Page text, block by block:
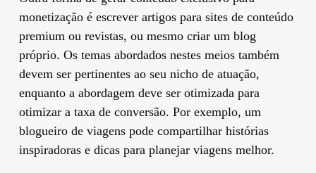
monetização é escrever artigos para sites de conteúdo
premium ou revistas, ou mesmo criar um blog
próprio. Os temas abordados nestes meios também
devem ser pertinentes ao seu nicho de atuação,
enquanto a abordagem deve ser otimizada para
otimizar a taxa de conversão. Por exemplo, um
blogueiro de viagens pode compartilhar histórias
inspiradoras e dicas para planejar viagens melhor.